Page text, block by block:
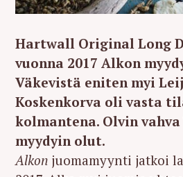
Hartwall Original Long
vuonna 2017 Alkon
Väkevistä eniten myi
Koskenkorva oli vasta
kolmantena. Olvin
myydyin olut.
Alkon juomamyynti jatkoi